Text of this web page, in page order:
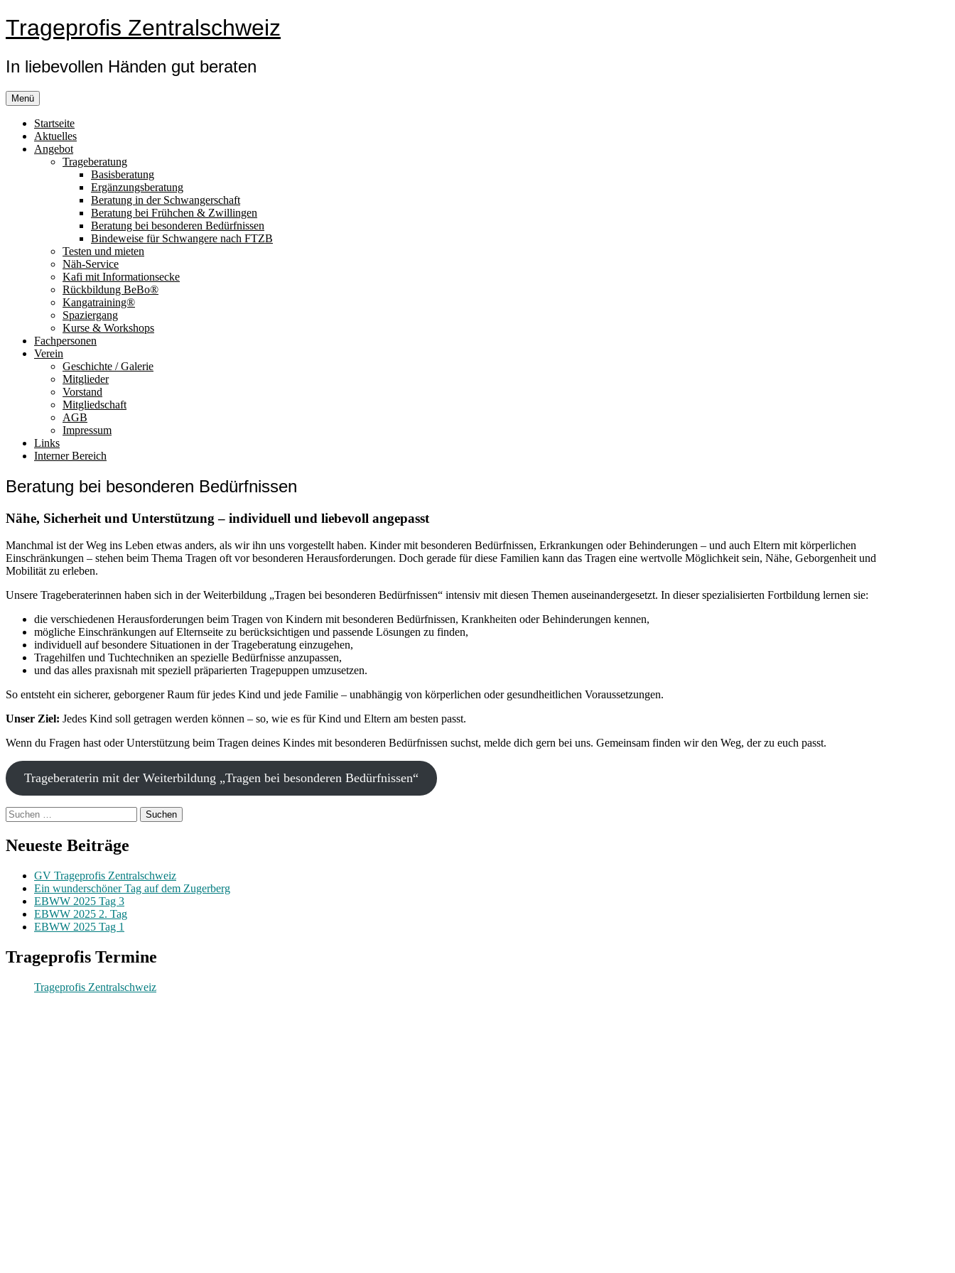
Zum
Inhalt
Trageprofis Zentralschweiz
In liebevollen Händen gut beraten
Menü
Startseite
Aktuelles
Angebot
Trageberatung
Basisberatung
Ergänzungsberatung
Beratung in der Schwangerschaft
Beratung bei Frühchen & Zwillingen
Beratung bei besonderen Bedürfnissen
Bindeweise für Schwangere nach FTZB
Testen und mieten
Näh-Service
Kafi mit Informationsecke
Rückbildung BeBo®
Kangatraining®
Spaziergang
Kurse & Workshops
Fachpersonen
Verein
Geschichte / Galerie
Mitglieder
Vorstand
Mitgliedschaft
AGB
Impressum
Links
Interner Bereich
Beratung bei besonderen Bedürfnissen
Nähe, Sicherheit und Unterstützung – individuell und liebevoll angepasst
Manchmal ist der Weg ins Leben etwas anders, als wir ihn uns vorgestellt haben. Kinder mit besonderen Bedürfnissen, Erkrankungen oder Behinderungen – und auch Eltern mit körperlichen
Einschränkungen – stehen beim Thema Tragen oft vor besonderen Herausforderungen. Doch gerade für diese Familien kann das Tragen eine wertvolle Möglichkeit sein, Nähe, Geborgenheit und
Mobilität zu erleben.
Unsere Trageberaterinnen haben sich in der Weiterbildung „Tragen bei besonderen Bedürfnissen“ intensiv mit diesen Themen auseinandergesetzt. In dieser spezialisierten Fortbildung lernen sie:
die verschiedenen Herausforderungen beim Tragen von Kindern mit besonderen Bedürfnissen, Krankheiten oder Behinderungen kennen,
mögliche Einschränkungen auf Elternseite zu berücksichtigen und passende Lösungen zu finden,
individuell auf besondere Situationen in der Trageberatung einzugehen,
Tragehilfen und Tuchtechniken an spezielle Bedürfnisse anzupassen,
und das alles praxisnah mit speziell präparierten Tragepuppen umzusetzen.
So entsteht ein sicherer, geborgener Raum für jedes Kind und jede Familie – unabhängig von körperlichen oder gesundheitlichen Voraussetzungen.
Unser Ziel: Jedes Kind soll getragen werden können – so, wie es für Kind und Eltern am besten passt.
Wenn du Fragen hast oder Unterstützung beim Tragen deines Kindes mit besonderen Bedürfnissen suchst, melde dich gern bei uns. Gemeinsam finden wir den Weg, der zu euch passt.
Trageberaterin mit der Weiterbildung „Tragen bei besonderen Bedürfnissen“
Suchen
nach:
Neueste Beiträge
GV Trageprofis Zentralschweiz
Ein wunderschöner Tag auf dem Zugerberg
EBWW 2025 Tag 3
EBWW 2025 2. Tag
EBWW 2025 Tag 1
Trageprofis Termine
Trageprofis Zentralschweiz